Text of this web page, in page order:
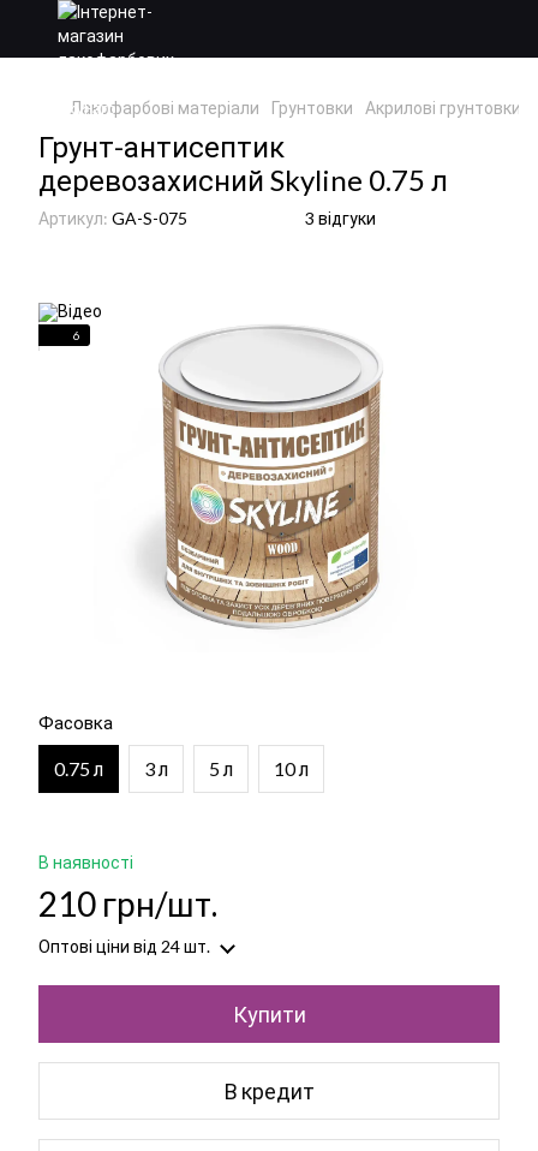
Лакофарбові матеріали Грунтовки Акрилові грунтовки
Грунт-антисептик
деревозахисний Skyline 0.75 л
Артикул: GA-S-075 3 відгуки
6
Фасовка
0.75 л 3 л 5 л 10 л
В наявності
210 грн/шт.
Оптові ціни від 24 шт.
Купити
В кредит